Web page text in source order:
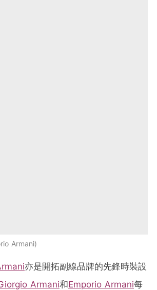
Armani
亦是開拓副線品牌的先鋒時裝設
Armani和Emporio Armani每